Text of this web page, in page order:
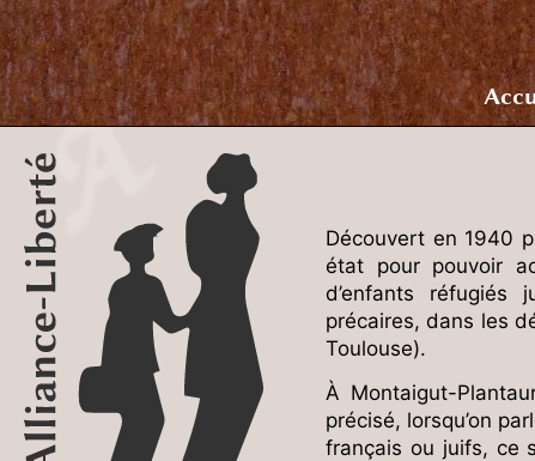
Découvert en 1940
état pour pouvoir
d’enfants réfugiés
précaires, dans les
Toulouse).
À Montaigut-
précisé, lorsqu’on
français ou juifs, ce